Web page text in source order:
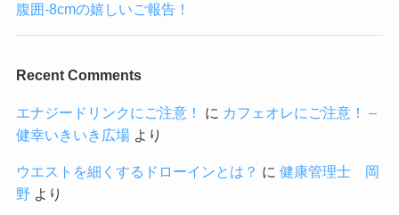
腹囲-8cmの嬉しいご報告！
Recent Comments
エナジードリンクにご注意！ に カフェオレにご注意！ –
健幸いきいき広場より
ウエストを細くするドローインとは？ に 健康管理士 岡
野 より